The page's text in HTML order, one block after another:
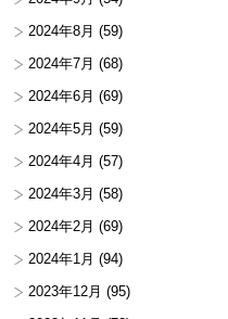
2024年8月 (59)
2024年7月 (68)
2024年6月 (69)
2024年5月 (59)
2024年4月 (57)
2024年3月 (58)
2024年2月 (69)
2024年1月 (94)
2023年12月 (95)